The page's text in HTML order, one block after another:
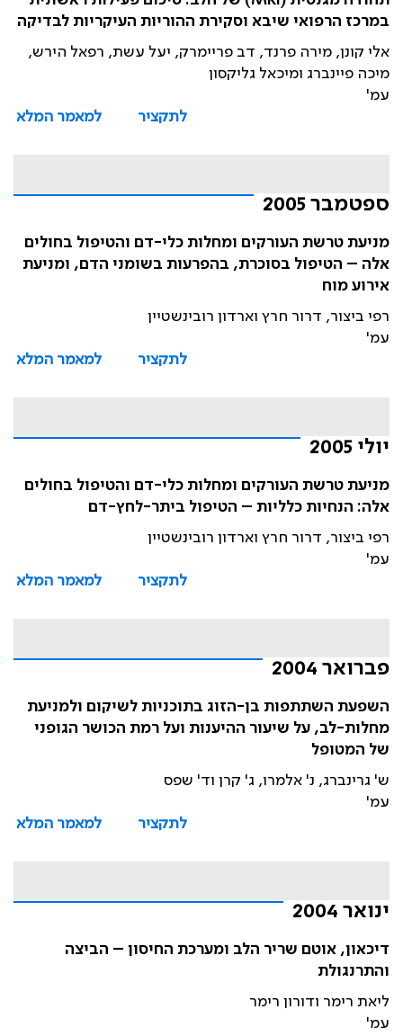
במרכז הרפואי שיבא וסקירת ההוריות העיקריות לבדיקה
אלי קונן, מירה פרנד, דב פריימרק, יעל עשת, רפאל הירש,
מיכה פיינברג ומיכאל גליקסון
עמ'
לתקציר
למאמר המלא
ספטמבר 2005
מניעת טרשת העורקים ומחלות כלי-דם והטיפול בחולים
אלה – הטיפול בסוכרת, בהפרעות בשומני הדם, ומניעת
אירוע מוח
רפי ביצור, דרור חרץ וארדון רובינשטיין
עמ'
לתקציר
למאמר המלא
יולי 2005
מניעת טרשת העורקים ומחלות כלי-דם והטיפול בחולים
אלה: הנחיות כלליות – הטיפול ביתר-לחץ-דם
רפי ביצור, דרור חרץ וארדון רובינשטיין
עמ'
לתקציר
למאמר המלא
פברואר 2004
השפעת השתתפות בן-הזוג בתוכניות לשיקום ולמניעת
מחלות-לב, על שיעור ההיענות ועל רמת הכושר הגופני
של המטופל
ש' גרינברג, נ' אלמרו, ג' קרן וד' שפס
עמ'
לתקציר
למאמר המלא
ינואר 2004
דיכאון, אוטם שריר הלב ומערכת החיסון – הביצה
והתרנגולת
ליאת רימר ודורון רימר
עמ'